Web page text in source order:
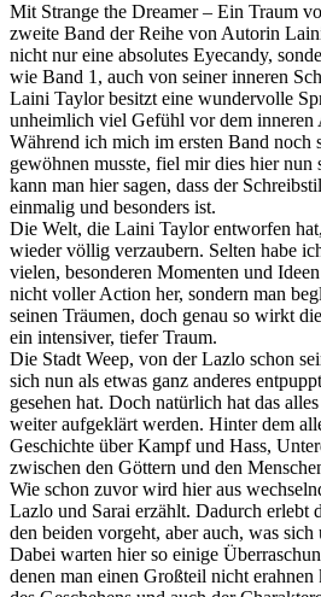
Mit Strange the Dreamer – Ein Traum
zweite Band der Reihe von Autorin
nicht nur eine absolutes Eyecandy,
wie Band 1, auch von seiner inneren
Laini Taylor besitzt eine wundervolle
unheimlich viel Gefühl vor dem inneren
Während ich mich im ersten Band noch
gewöhnen musste, fiel mir dies hier
kann man hier sagen, dass der
einmalig und besonders ist.
Die Welt, die Laini Taylor entworfen
wieder völlig verzaubern. Selten habe
vielen, besonderen Momenten und
nicht voller Action her, sondern man
seinen Träumen, doch genau so wirkt
ein intensiver, tiefer Traum.
Die Stadt Weep, von der Lazlo schon
sich nun als etwas ganz anderes
gesehen hat. Doch natürlich hat das
weiter aufgeklärt werden. Hinter dem
Geschichte über Kampf und Hass,
zwischen den Göttern und den
Wie schon zuvor wird hier aus
Lazlo und Sarai erzählt. Dadurch erlebt
den beiden vorgeht, aber auch, was sich
Dabei warten hier so einige
denen man einen Großteil nicht